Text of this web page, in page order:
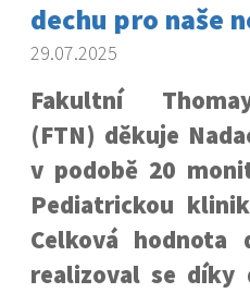
dechu pro naše
29.07.2025
Fakultní
(FTN) děkuje
v podobě 20
Pediatrickou
Celková
realizoval se díky